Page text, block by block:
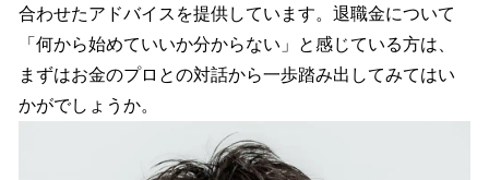
合わせたアドバイスを提供しています。退職金について
「何から始めていいか分からない」と感じている方は、
まずはお金のプロとの対話から一歩踏み出してみてはい
かがでしょうか。